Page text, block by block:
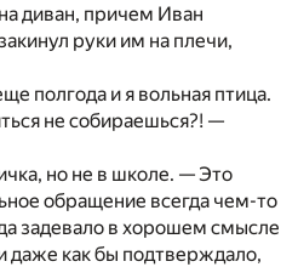
диван, причем Иван
руки им на плечи,
полгода и я вольная птица.
не собираешься?! —
но не в школе. — Это
обращение всегда чем-то
задевало в хорошем смысле
даже как бы подтверждало,